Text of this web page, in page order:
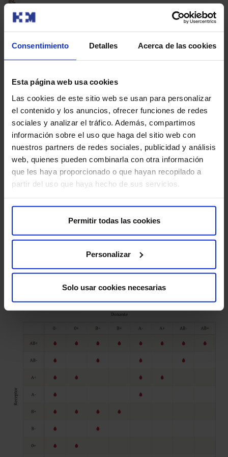
Consentimiento Detalles Acerca de las cookies
Esta página web usa cookies
Las cookies de este sitio web se usan para personalizar
el contenido y los anuncios, ofrecer funciones de redes
sociales y analizar el tráfico. Además, compartimos
información sobre el uso que haga del sitio web con
nuestros partners de redes sociales, publicidad y análisis
web, quienes pueden combinarla con otra información
que les haya proporcionado o que hayan recopilado a
partir del uso que haya hecho de sus servicios.
Permitir todas las cookies
Personalizar
Solo usar cookies necesarias
20 minutos salvan 3 vidas
Una donación salva 3 vidas. Es decir, tres largas vidas a
cambio de 20 minutos tuyos.
Donar sangre es muy seguro, no debes tener miedo.
Una forma de sentirte bien
Ayudar y formar parte de esta cadena de intercambio te hará
sentir bien.
de 10.625 donantes. ¿Quieres formar
¿Quién puede donar sangre a quién?
Aquí tienes la tabla de compatibilidades entre grupos